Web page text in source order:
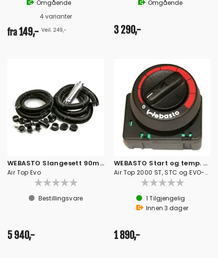
Omgående
4 varianter
fra149,- Veil. 249,-
Omgående
3 290,-
WEBASTO Slangesett 90mm
Air Top Evo
Bestillingsvare
5 940,-
WEBASTO Start og temp. bryter
Air Top 2000 ST, STC og EVO-modellene
1 Tilgjengelig
Innen 3 dager
1 890,-